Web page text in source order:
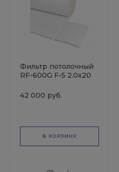
Фильтр потолочный
RF-600G F-5 2.0х20
42 000 руб.
В КОРЗИНУ